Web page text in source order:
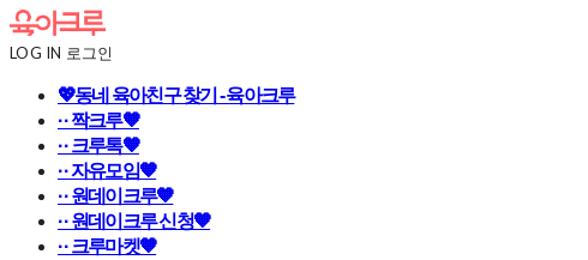
LOG IN 로그인
💖동네 육아친구 찾기 - 육아크루
· · 짝크루🧡
· · 크루톡🧡
· · 자유모임🧡
· · 원데이크루🧡
· · 원데이크루 신청🧡
· · 크루마켓🧡